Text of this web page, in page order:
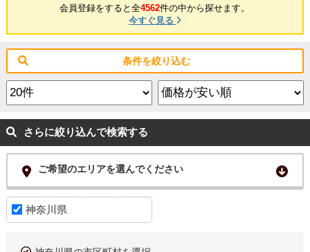
会員登録をすると全4562件の中から探せます。
今すぐ見る
条件を絞り込む
さらに絞り込んで検索する
ご希望のエリアを選んでください
神奈川県